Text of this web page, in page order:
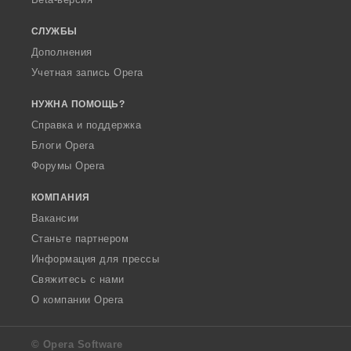
СЛУЖБЫ
Дополнения
Учетная запись Opera
НУЖНА ПОМОЩЬ?
Справка и поддержка
Блоги Opera
Форумы Opera
КОМПАНИЯ
Вакансии
Станьте партнером
Информация для прессы
Свяжитесь с нами
О компании Opera
© Opera Software